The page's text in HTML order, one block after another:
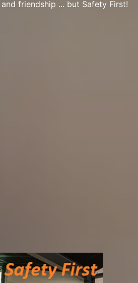
friendship ... but Safety First!